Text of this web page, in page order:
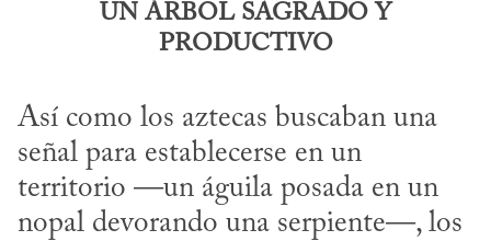
UN ÁRBOL SAGRADO Y
PRODUCTIVO
Así como los aztecas buscaban una
señal para establecerse en un
territorio —un águila posada en un
nopal devorando una serpiente—, los